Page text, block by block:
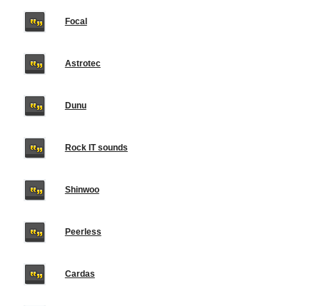
Focal
Astrotec
Dunu
Rock IT sounds
Shinwoo
Peerless
Cardas